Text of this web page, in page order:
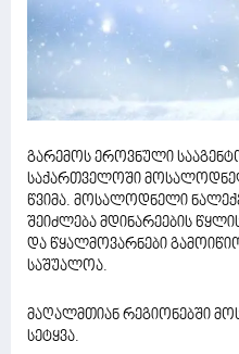
გარემოს ეროვნული
საქართველოში
წვიმა. მოსალოდნელი
შეიძლება მდინარეების
და წყალმოვარნები
საშუალოა.
მაღალმთიან რეგიონებში
სეტყვა.